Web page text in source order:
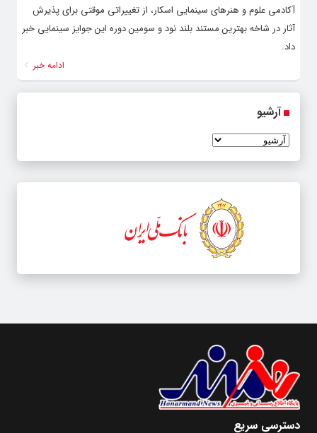
آکادمی علوم و هنرهای سینمایی اسکار، از تغییراتی موقتی برای پذیرش
آثار در شاخه بهترین مستند بلند نود و سومین دوره این جوایز سینمایی خبر
داد.
ادامه خبر
آرشیو
دسترسی سریع